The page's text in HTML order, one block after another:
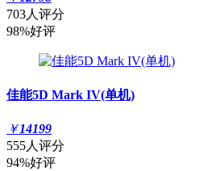
703人评分
98%好评
佳能5D Mark IV(单机)
￥14199
555人评分
94%好评